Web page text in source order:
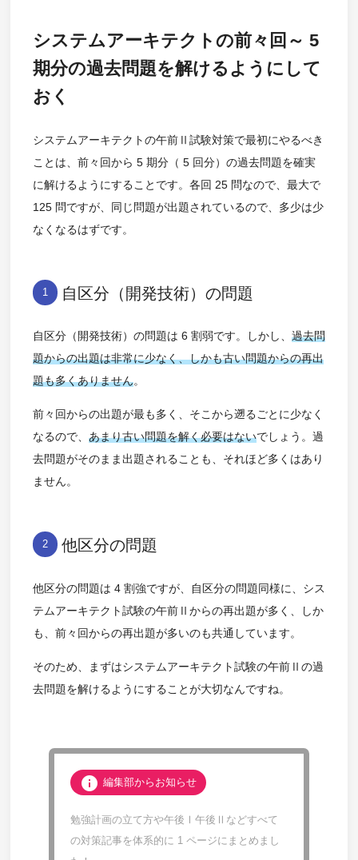
システムアーキテクトの前々回～ 5
期分の過去問題を解けるようにして
おく
システムアーキテクトの午前Ⅱ試験対策で最初にやるべき
ことは、前々回から 5 期分（ 5 回分）の過去問題を確実
に解けるようにすることです。各回 25 問なので、最大で
125 問ですが、同じ問題が出題されているので、多少は少
なくなるはずです。
1 自区分（開発技術）の問題
自区分（開発技術）の問題は 6 割弱です。しかし、 過去問
題からの出題は非常に少なく、しかも古い問題からの再出
題も多くありません。
前々回からの出題が最も多く、そこから遡るごとに少なく
なるので、 あまり古い問題を解く必要はないでしょう。過
去問題がそのまま出題されることも、それほど多くはあり
ません。
2 他区分の問題
他区分の問題は 4 割強ですが、自区分の問題同様に、シス
テムアーキテクト試験の午前Ⅱからの再出題が多く、しか
も、前々回からの再出題が多いのも共通しています。
そのため、まずはシステムアーキテクト試験の午前Ⅱの過
去問題を解けるようにすることが大切なんですね。
info 編集部からお知らせ
勉強計画の立て方や午後Ⅰ午後Ⅱなどすべて
の対策記事を体系的に 1 ページにまとめまし